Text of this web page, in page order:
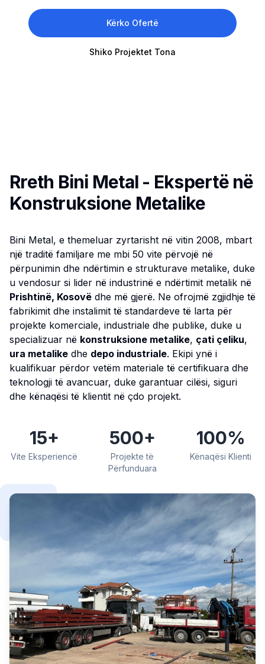
Kërko Ofertë
Shiko Projektet Tona
Rreth Bini Metal - Ekspertë në
Konstruksione Metalike
Bini Metal, e themeluar zyrtarisht në vitin 2008, mbart
një traditë familjare me mbi 50 vite përvojë në
përpunimin dhe ndërtimin e strukturave metalike, duke
u vendosur si lider në industrinë e ndërtimit metalik në
Prishtinë, Kosovë dhe më gjerë. Ne ofrojmë zgjidhje të
fabrikimit dhe instalimit të standardeve të larta për
projekte komerciale, industriale dhe publike, duke u
specializuar në konstruksione metalike, çati çeliku,
ura metalike dhe depo industriale. Ekipi ynë i
kualifikuar përdor vetëm materiale të certifikuara dhe
teknologji të avancuar, duke garantuar cilësi, siguri
dhe kënaqësi të klientit në çdo projekt.
15+
Vite Eksperiencë
500+
Projekte të
Përfunduara
100%
Kënaqësi Klienti